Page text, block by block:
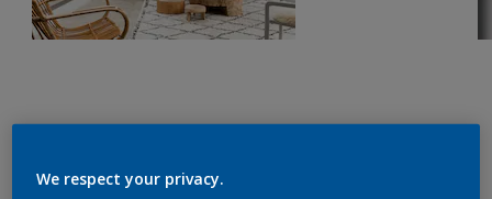
We respect your privacy.